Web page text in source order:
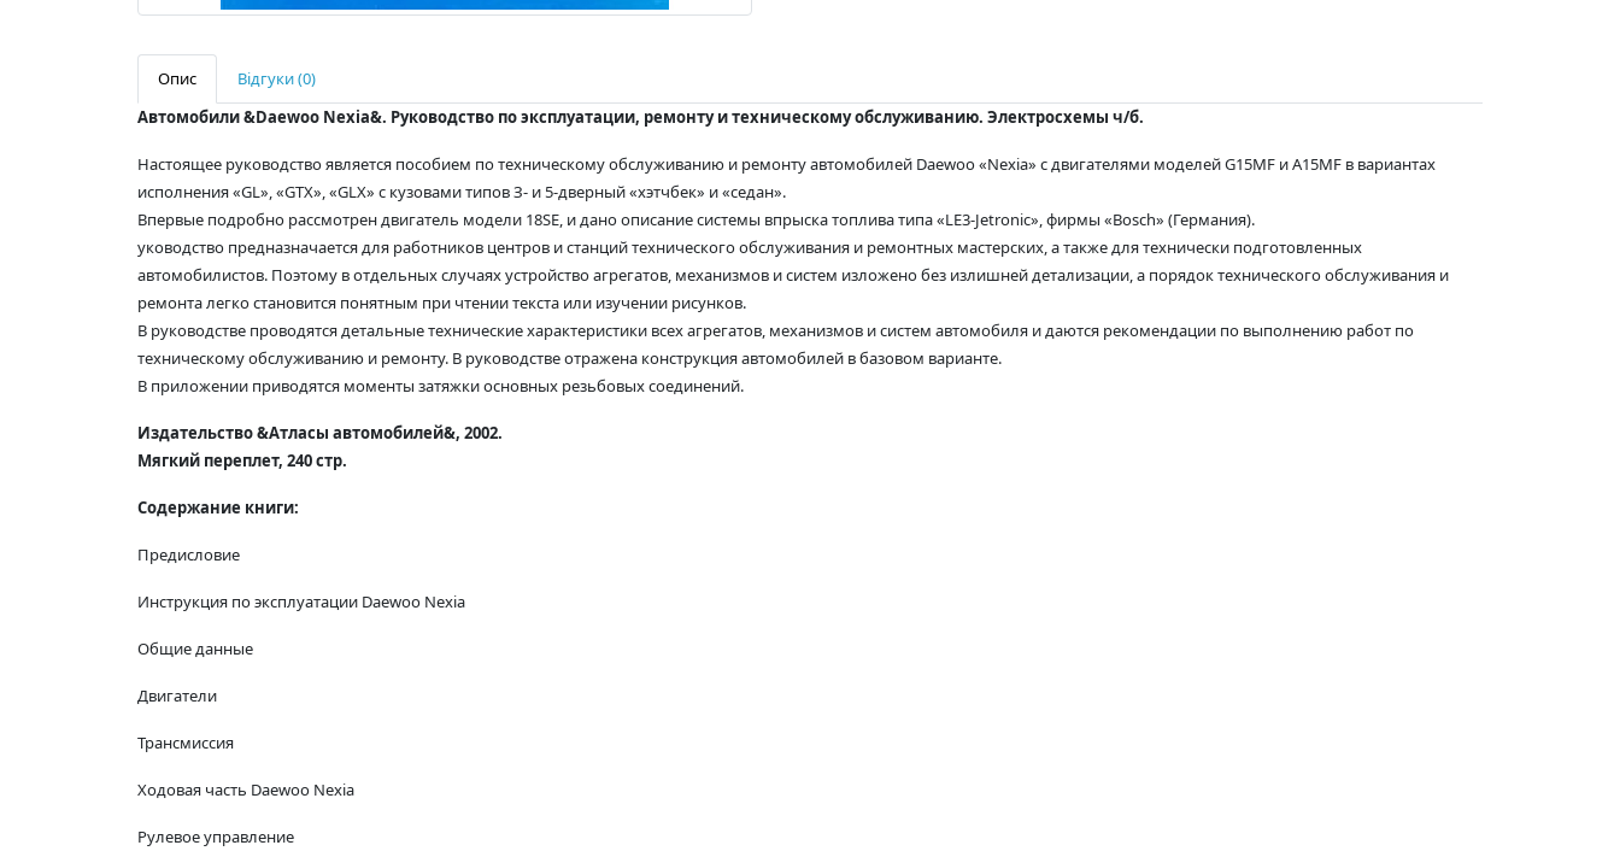
Опис
Відгуки (0)
Автомобили &Daewoo Nexia&. Руководство по эксплуатации, ремонту и техническому обслуживанию. Электросхемы ч/б.
Настоящее руководство является пособием по техническому обслуживанию и ремонту автомобилей Daewoo «Nexia» с двигателями моделей G15MF и А15MF в вариантах
исполнения «GL», «GTX», «GLX» с кузовами типов З- и 5-дверный «хэтчбек» и «седан».
Впервые подробно рассмотрен двигатель модели 18SE, и дано описание системы впрыска топлива типа «LE3-Jetronic», фирмы «Bosch» (Германия).
уководство предназначается для работников центров и станций технического обслуживания и ремонтных мастерских, а также для технически подготовленных
автомобилистов. Поэтому в отдельных случаях устройство агрегатов, механизмов и систем изложено без излишней детализации, а порядок технического обслуживания и
ремонта легко становится понятным при чтении текста или изучении рисунков.
В руководстве проводятся детальные технические характеристики всех агрегатов, механизмов и систем автомобиля и даются рекомендации по выполнению работ по
техническому обслуживанию и ремонту. В руководстве отражена конструкция автомобилей в базовом варианте.
В приложении приводятся моменты затяжки основных резьбовых соединений.
Издательство &Атласы автомобилей&, 2002.
Мягкий переплет, 240 стр.
Содержание книги:
Предисловие
Инструкция по эксплуатации Daewoo Nexia
Общие данные
Двигатели
Трансмиссия
Ходовая часть Daewoo Nexia
Рулевое управление